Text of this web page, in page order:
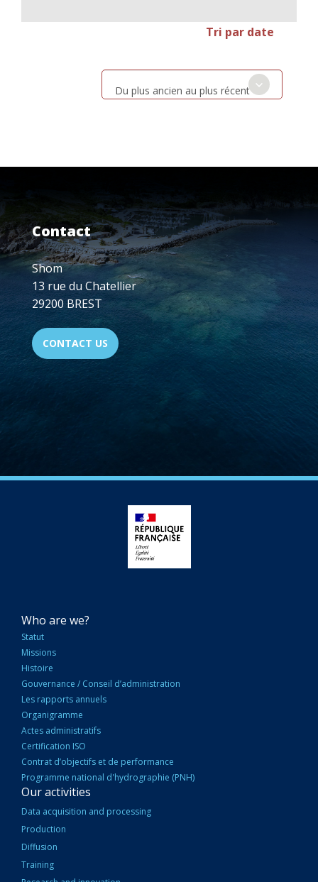
Tri par date
Du plus ancien au plus récent
Contact
Shom
13 rue du Chatellier
29200 BREST
CONTACT US
NAVIGATION
PRINCIPALE
Who are we?
Statut
Missions
Histoire
Gouvernance / Conseil d’administration
Les rapports annuels
Organigramme
Actes administratifs
Certification ISO
Contrat d’objectifs et de performance
Programme national d'hydrographie (PNH)
Our activities
Data acquisition and processing
Production
Diffusion
Training